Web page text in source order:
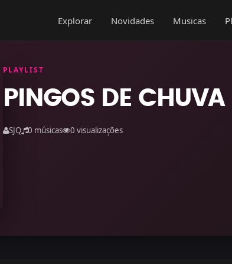
Explorar Novidades Musicas
PLAYLIST
PINGOS DE CHUVA
SJQ 0 músicas 0 visualizações